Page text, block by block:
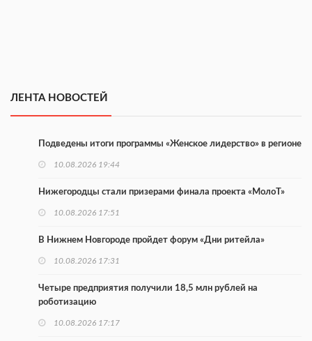
ЛЕНТА НОВОСТЕЙ
Подведены итоги программы «Женское лидерство» в регионе
10.08.2026 19:44
Нижегородцы стали призерами финала проекта «МолоТ»
10.08.2026 17:51
В Нижнем Новгороде пройдет форум «Дни ритейла»
10.08.2026 17:31
Четыре предприятия получили 18,5 млн рублей на
роботизацию
10.08.2026 17:17